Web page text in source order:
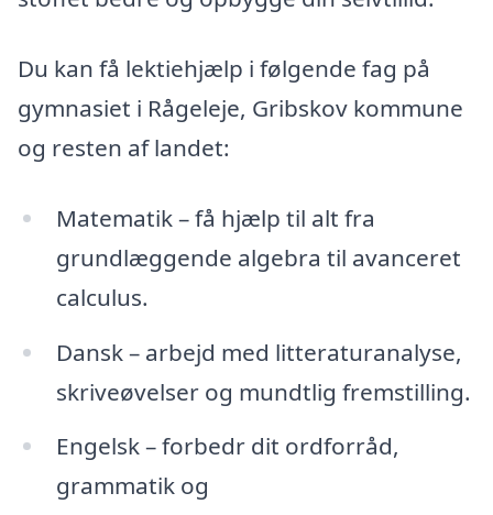
Du kan få lektiehjælp i følgende fag på
gymnasiet i Rågeleje, Gribskov kommune
og resten af landet:
Matematik – få hjælp til alt fra
grundlæggende algebra til avanceret
calculus.
Dansk – arbejd med litteraturanalyse,
skriveøvelser og mundtlig fremstilling.
Engelsk – forbedr dit ordforråd,
grammatik og